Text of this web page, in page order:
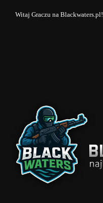
Witaj Graczu na Blackwaters.pl!